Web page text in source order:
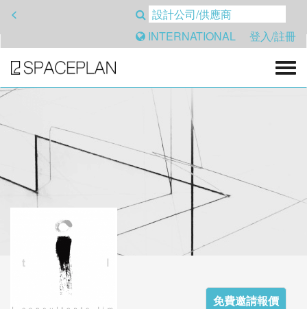
<
INTERNATIONAL
登入/註冊
免費邀請報價